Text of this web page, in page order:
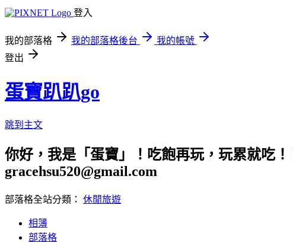
登入
我的部落格 我的部落格後台
我的帳號
登出
蛋寶趴趴go
跳到主文
你好，我是「蛋寶」！吃飽再玩，玩累就吃
gracehsu520@gmail.com
部落格全站分類： 休閒旅遊
相簿
部落格